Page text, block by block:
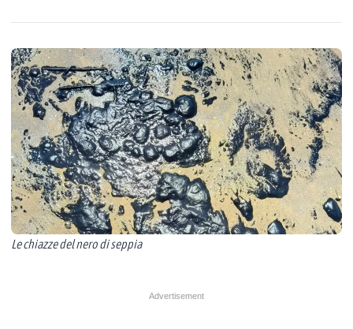
Le chiazze del nero di seppia